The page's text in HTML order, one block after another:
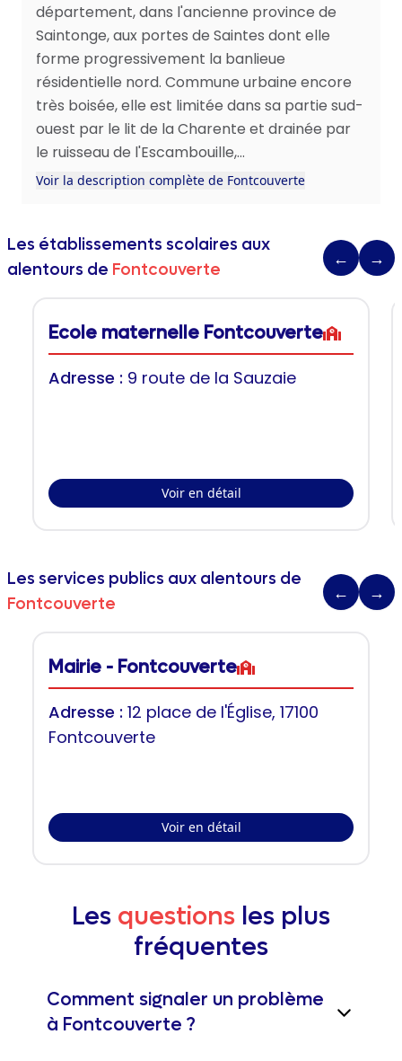
département, dans l'ancienne province de
Saintonge, aux portes de Saintes dont elle
forme progressivement la banlieue
résidentielle nord. Commune urbaine encore
très boisée, elle est limitée dans sa partie sud-
ouest par le lit de la Charente et drainée par
le ruisseau de l'Escambouille,...
Voir la description complète de Fontcouverte
Les établissements scolaires aux
alentours de Fontcouverte
← →
Ecole maternelle Fontcouverte
Adresse : 9 route de la Sauzaie
Voir en détail
Les services publics aux alentours de
Fontcouverte
← →
Mairie - Fontcouverte
Adresse : 12 place de l'Église, 17100
Fontcouverte
Voir en détail
Les questions les plus
fréquentes
Comment signaler un problème
à Fontcouverte ?